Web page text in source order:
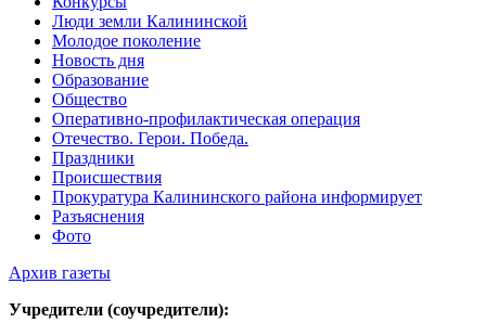
Люди земли Калининской
Молодое поколение
Новость дня
Образование
Общество
Оперативно-профилактическая операция
Отечество. Герои. Победа.
Праздники
Происшествия
Прокуратура Калининского района информирует
Разъяснения
Фото
Архив газеты
Учредители (соучредители):